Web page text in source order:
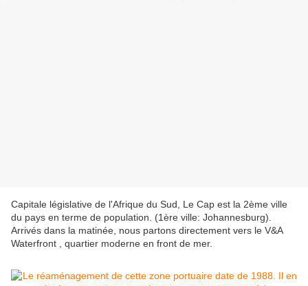
Capitale législative de l'Afrique du Sud, Le Cap est la 2ème ville
du pays en terme de population. (1ère ville: Johannesburg).
Arrivés dans la matinée, nous partons directement vers le V&A
Waterfront , quartier moderne en front de mer.